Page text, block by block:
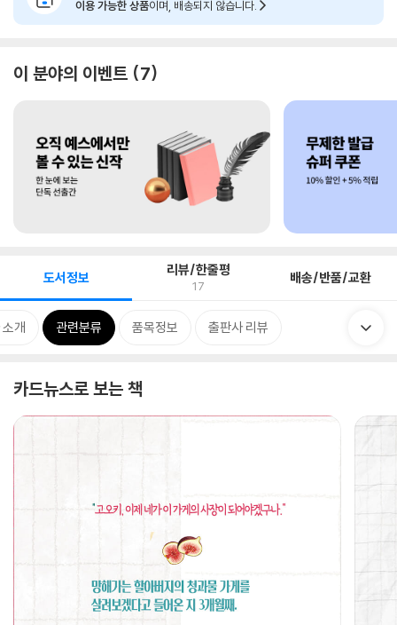
이용 가능한 상품이며, 배송되지 않습니다.
이 분야의 이벤트 7
도서정보 리뷰/한줄평
17 배송/반품/교환
개 관련분류 품목정보 출판사 리뷰
카드뉴스로 보는 책